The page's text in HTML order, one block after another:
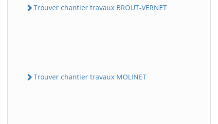
Trouver chantier travaux BROUT-VERNET
Trouver chantier travaux MOLINET